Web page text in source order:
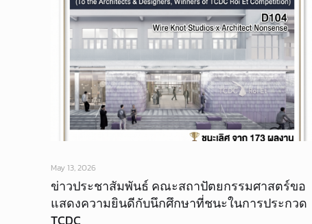
May 13, 2026
ข่าวประชาสัมพันธ์ คณะสถาปัตยกรรมศาสตร์ขอ
แสดงความยินดีกับนึกศึกษาที่ชนะในการประกวด